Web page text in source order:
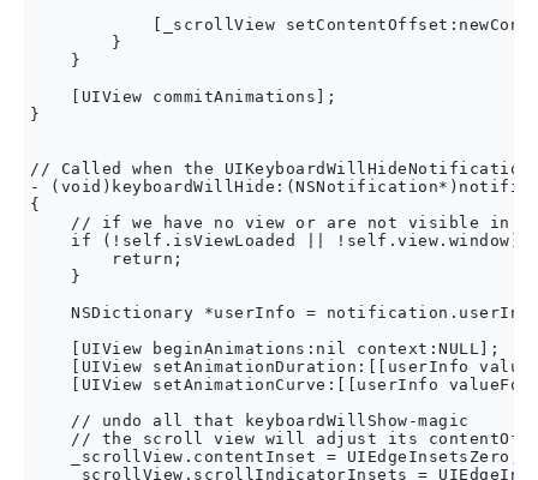
[_scrollView
        }
    }
    [UIView commitAnimations];
}
// Called when the
-
{
// if we have no view or are not visible in
if (!self.isViewLoaded || !self.view.window)
        return;
    }
NSDictionary *userInfo =
    [UIView beginAnimations:nil context:NULL];
[UIView setAnimationDuration:[[userInfo
[UIView setAnimationCurve:[[userInfo
    // undo all that keyboardWillShow-magic
// the scroll view will adjust its
    _scrollView.contentInset = UIEdgeInsetsZero;
_scrollView.scrollIndicatorInsets =